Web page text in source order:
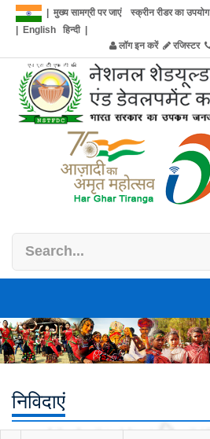
मुख्य सामग्री पर जाएं स्क्रीन रीडर का उपयोग
English हिन्दी|
लॉग इन करें
रजिस्टर
निविदाएं